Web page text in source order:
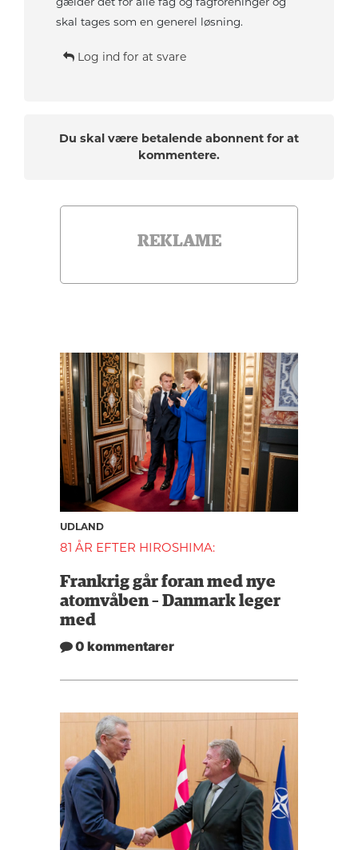
skal tages som en generel løsning.
Log ind for at svare
Du skal være betalende abonnent for at
kommentere.
REKLAME
UDLAND
81 ÅR EFTER HIROSHIMA:
Frankrig går foran med nye
atomvåben – Danmark leger
med
0 kommentarer